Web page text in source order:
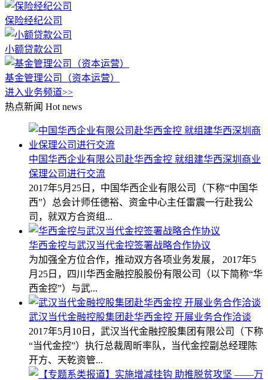
保险经纪公司
小额贷款公司
基金管理公司（资本运营）
进入业务频道>>
热点新闻 Hot news
中国华西企业有限公司赴华西金控 就组建华西深圳商业
保理公司进行交流
2017年5月25日，中国华西企业有限公司（下称“中国华
西”）总会计师任德裕、资金中心主任雷震一行赴我公
司，就双方合资组...
华西金控与武汉当代金控签署战略合作协议
为加强全方位合作，推动双方各项业务发展， 2017年5
月25日，四川华西金融控股股份有限公司（以下简称“华
西金控”）与武...
武汉当代金融控股集团赴华西金控 开展业务合作洽谈
2017年5月10日，武汉当代金融控股集团有限公司（下称
“当代金控”）执行总裁周昕率队，当代金控副总经理陈
开方、天乾资管...